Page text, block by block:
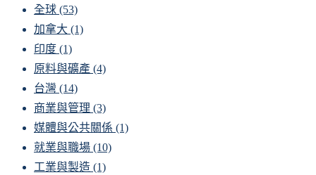
全球 (53)
加拿大 (1)
印度 (1)
原料與礦產 (4)
台灣 (14)
商業與管理 (3)
媒體與公共關係 (1)
就業與職場 (10)
工業與製造 (1)